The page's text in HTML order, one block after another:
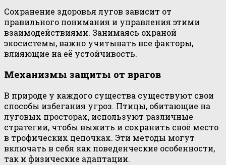
Сохранение здоровья лугов зависит от
правильного понимания и управления этими
взаимодействиями. Занимаясь охраной
экосистемы, важно учитывать все факторы,
влияющие на её устойчивость.
Механизмы защиты от врагов
В природе у каждого существа существуют свои
способы избегания угроз. Птицы, обитающие на
луговых просторах, используют различные
стратегии, чтобы выжить и сохранить своё место
в трофических цепочках. Эти методы могут
включать в себя как поведенческие особенности,
так и физические адаптации.